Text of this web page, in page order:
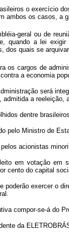
o exercício dos
ambos os casos, a
geral ou de
quando a lei exigir
dos quais se
os cargos de
a economia
será
admitida a reeleição,
dentre brasileiros
Ministro de
acionistas
votação em
cento do capital
exercer o
compor-se-á do
da ELETROBRÁS